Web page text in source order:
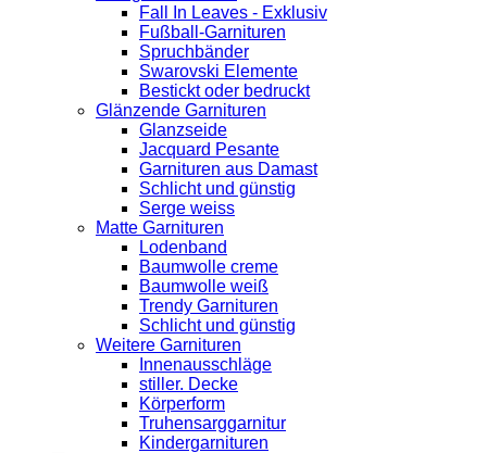
Fall In Leaves - Exklusiv
Fußball-Garnituren
Spruchbänder
Swarovski Elemente
Bestickt oder bedruckt
Glänzende Garnituren
Glanzseide
Jacquard Pesante
Garnituren aus Damast
Schlicht und günstig
Serge weiss
Matte Garnituren
Lodenband
Baumwolle creme
Baumwolle weiß
Trendy Garnituren
Schlicht und günstig
Weitere Garnituren
Innenausschläge
stiller. Decke
Körperform
Truhensarggarnitur
Kindergarnituren